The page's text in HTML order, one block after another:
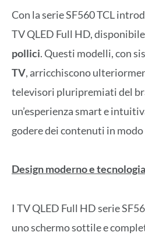
Con la serie SF560 TCL
TV QLED Full HD,
pollici. Questi modelli, con
TV, arricchiscono
televisori pluripremiati del
un’esperienza smart e
godere dei contenuti in
Design moderno e
I TV QLED Full HD serie
uno schermo sottile e